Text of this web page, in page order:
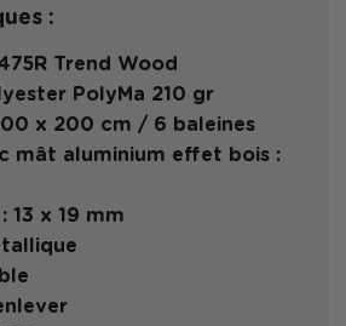
:
Trend Wood
PolyMa 210 gr
x 200 cm / 6 baleines
mât aluminium effet bois :
13 x 19 mm